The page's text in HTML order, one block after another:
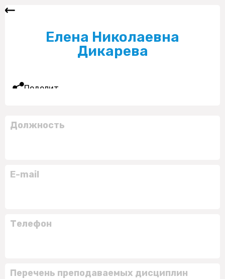
Елена Николаевна
Дикарева
Поделиться
Должность
E-mail
Телефон
Перечень преподаваемых дисциплин